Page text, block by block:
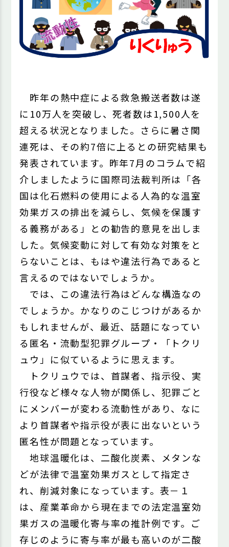
昨年の熱中症による救急搬送者数は遂
に10万人を突破し、死者数は1,500人を
超える状況となりました。さらに暑さ関
連死は、その約7倍に上るとの研究結果も
発表されています。昨年7月のコラムで紹
介しましたように国際司法裁判所は「各
国は化石燃料の使用による人為的な温室
効果ガスの排出を減らし、気候を保護す
る義務がある」との勧告的意見を出しま
した。気候変動に対して有効な対策をと
らないことは、もはや違法行為であると
言えるのではないでしょうか。
では、この違法行為はどんな構造なの
でしょうか。かなりのこじつけがあるか
もしれませんが、最近、話題になってい
る匿名・流動型犯罪グループ・「トクリ
ュウ」に似ているように思えます。
トクリュウでは、首謀者、指示役、実
行役など様々な人物が関係し、犯罪ごと
にメンバーが変わる流動性があり、なに
より首謀者や指示役が表に出ないという
匿名性が問題となっています。
地球温暖化は、二酸化炭素、メタンな
どが法律で温室効果ガスとして指定さ
れ、削減対象になっています。表－１
は、産業革命から現在までの法定温室効
果ガスの温暖化寄与率の推計例です。ご
存じのように寄与率が最も高いのが二酸